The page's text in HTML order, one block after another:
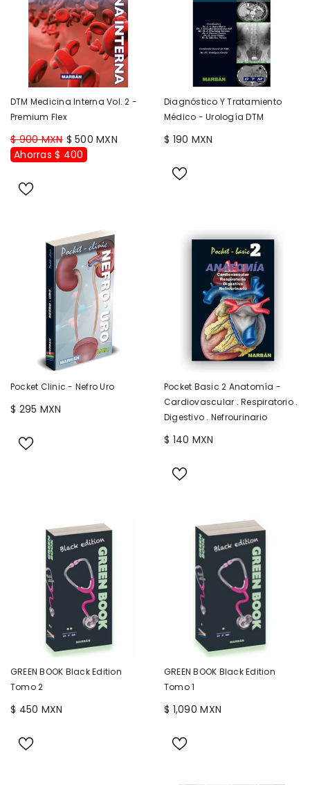
DTM Medicina Interna Vol. 2 -
Premium Flex
$ 900 MXN $ 500 MXN
Ahorras $ 400
Diagnóstico Y Tratamiento
Médico - Urología DTM
$ 190 MXN
Pocket Clinic - Nefro Uro
$ 295 MXN
Pocket Basic 2 Anatomía -
Cardiovascular . Respiratorio .
Digestivo . Nefrourinario
$ 140 MXN
GREEN BOOK Black Edition
Tomo 2
$ 450 MXN
GREEN BOOK Black Edition
Tomo 1
$ 1,090 MXN